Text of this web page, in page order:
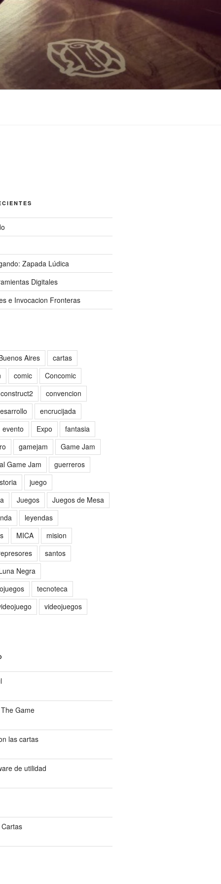
Zapada Lúdica
Digitales
e Invocacion Fronteras
Aires
cartas
comic
Concomic
construct2
convencion
encrucijada
evento Expo
fantasia
gamejam
Game Jam
Game Jam
guerreros
juego
Juegos
Juegos de Mesa
leyendas
MICA
mision
santos
Negra
tecnoteca
videojuegos
Game
las cartas
de utilidad